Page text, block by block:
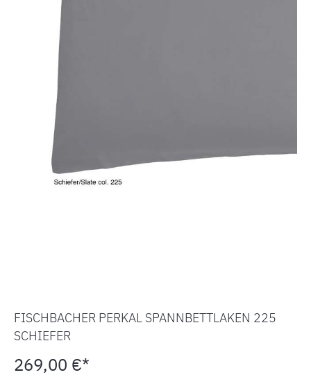
FISCHBACHER PERKAL SPANNBETTLAKEN 225
SCHIEFER
269,00 €*